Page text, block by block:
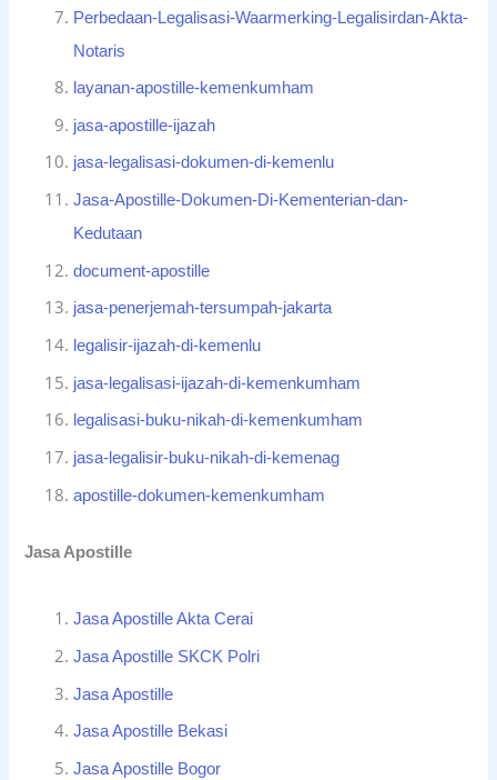
Perbedaan-Legalisasi-Waarmerking-Legalisirdan-Akta-
Notaris
layanan-apostille-kemenkumham
jasa-apostille-ijazah
jasa-legalisasi-dokumen-di-kemenlu
Jasa-Apostille-Dokumen-Di-Kementerian-dan-
Kedutaan
document-apostille
jasa-penerjemah-tersumpah-jakarta
legalisir-ijazah-di-kemenlu
jasa-legalisasi-ijazah-di-kemenkumham
legalisasi-buku-nikah-di-kemenkumham
jasa-legalisir-buku-nikah-di-kemenag
apostille-dokumen-kemenkumham
Jasa Apostille
Jasa Apostille Akta Cerai
Jasa Apostille SKCK Polri
Jasa Apostille
Jasa Apostille Bekasi
Jasa Apostille Bogor